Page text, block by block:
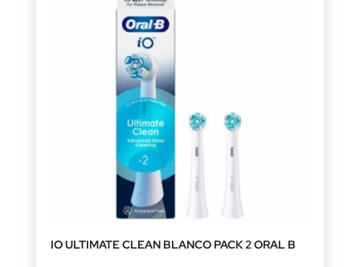
IO ULTIMATE CLEAN BLANCO PACK 2 ORAL B